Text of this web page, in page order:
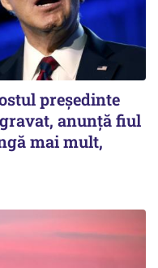
preşedinte
anunță fiul
mai mult,